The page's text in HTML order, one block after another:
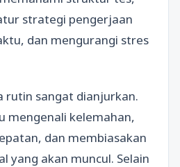
strategi pengerjaan
dan mengurangi stres
rutin sangat dianjurkan.
mengenali kelemahan,
dan membiasakan
yang akan muncul. Selain